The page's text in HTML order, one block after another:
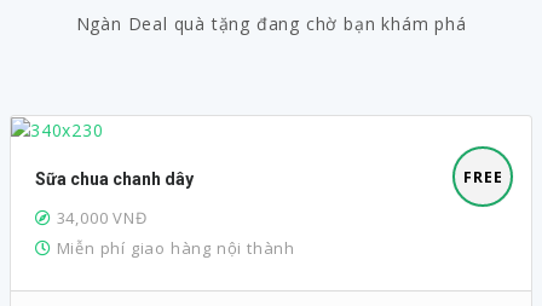
Ngàn Deal quà tặng đang chờ bạn khám phá
FREE
Sữa chua chanh dây
34,000 VNĐ
Miễn phí giao hàng nội thành